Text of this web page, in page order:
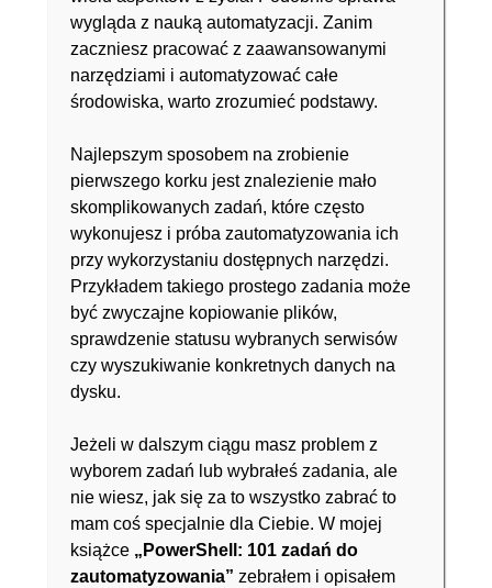
wygląda z nauką automatyzacji. Zanim
zaczniesz pracować z zaawansowanymi
narzędziami i automatyzować całe
środowiska, warto zrozumieć podstawy.
Najlepszym sposobem na zrobienie
pierwszego korku jest znalezienie mało
skomplikowanych zadań, które często
wykonujesz i próba zautomatyzowania ich
przy wykorzystaniu dostępnych narzędzi.
Przykładem takiego prostego zadania może
być zwyczajne kopiowanie plików,
sprawdzenie statusu wybranych serwisów
czy wyszukiwanie konkretnych danych na
dysku.
Jeżeli w dalszym ciągu masz problem z
wyborem zadań lub wybrałeś zadania, ale
nie wiesz, jak się za to wszystko zabrać to
mam coś specjalnie dla Ciebie. W mojej
książce „PowerShell: 101 zadań do
zautomatyzowania” zebrałem i opisałem